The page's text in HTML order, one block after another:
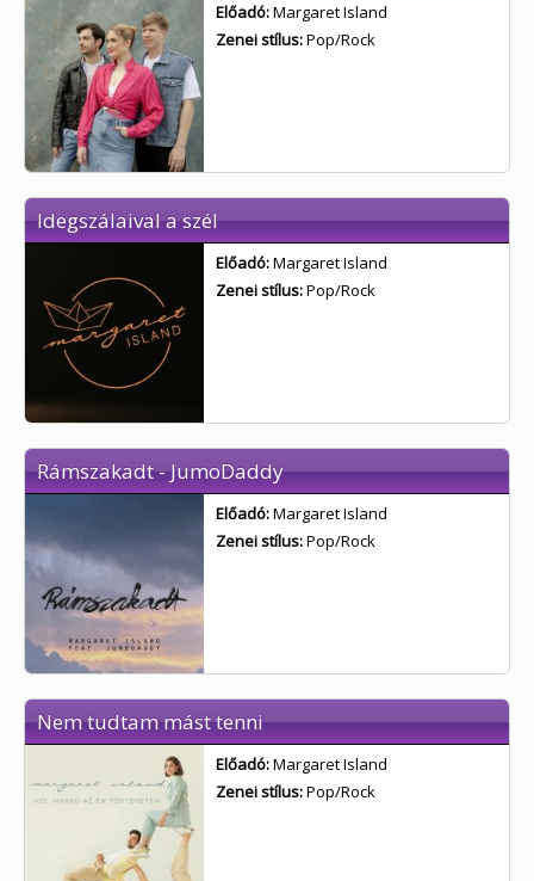
Előadó:Margaret Island
Zenei stílus:Pop/Rock
Idegszálaival a szél
Előadó:Margaret Island
Zenei stílus:Pop/Rock
Rámszakadt - JumoDaddy
Előadó:Margaret Island
Zenei stílus:Pop/Rock
Nem tudtam mást tenni
Előadó:Margaret Island
Zenei stílus:Pop/Rock